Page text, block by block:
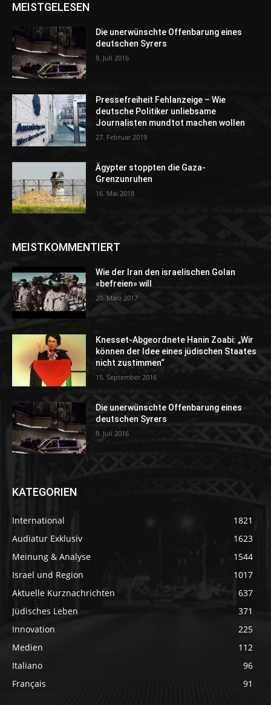
MEISTGELESEN
Die unerwünschte Offenbarung eines
deutschen Syrers
8. Juli 2016
Pressefreiheit Fehlanzeige – Wie
deutsche Politiker unliebsame
Journalisten mundtot machen wollen
27. Februar 2019
Ägypter stoppten die Gaza-
Grenzunruhen
16. Mai 2018
MEISTKOMMENTIERT
Wie der Iran den israelischen Golan
«befreien» will
20. März 2017
Knesset-Abgeordnete Hanin Zoabi: „Wir
können der Idee eines jüdischen Staates
nicht zustimmen“
15. September 2016
Die unerwünschte Offenbarung eines
deutschen Syrers
8. Juli 2016
KATEGORIEN
International
1821
Audiatur Exklusiv
1623
Meinung & Analyse
1544
Israel und Region
1017
Aktuelle Kurznachrichten
637
Jüdisches Leben
371
Innovation
225
Medien
112
Italiano
96
Français
91